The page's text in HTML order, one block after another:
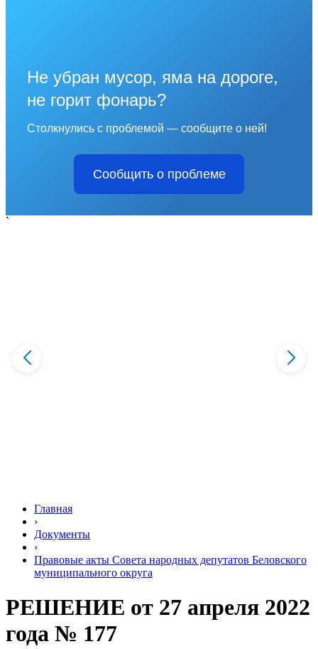
Не убран мусор, яма на дороге,
не горит фонарь?
Столкнулись с проблемой — сообщите о ней!
Сообщить о проблеме
`
Главная
›
Документы
›
Правовые акты Совета народных депутатов Беловского
муниципального округа
РЕШЕНИЕ от 27 апреля 2022
года № 177